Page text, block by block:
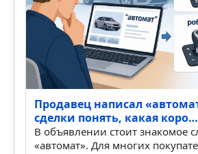
Продавец написал
сделки понять, какая коро…
В объявлении стоит знакомое
«автомат». Для многих